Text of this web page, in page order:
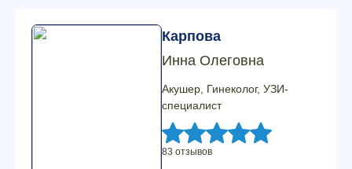
Карпова
Инна Олеговна
Акушер, Гинеколог, УЗИ-
специалист
83 отзывов